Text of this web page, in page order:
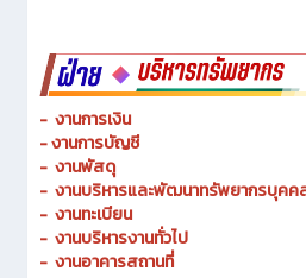
-สามัญ-สัมพันธ์
- งานการเงิน
- งานการบัญชี
- งานพัสดุ